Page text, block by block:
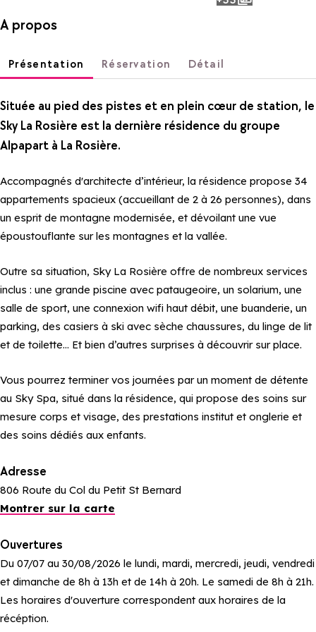
photos
A propos
Présentation Réservation Détail
Située au pied des pistes et en plein cœur de station, le
Sky La Rosière est la dernière résidence du groupe
Alpapart à La Rosière.
Accompagnés d'architecte d’intérieur, la résidence propose 34
appartements spacieux (accueillant de 2 à 26 personnes), dans
un esprit de montagne modernisée, et dévoilant une vue
époustouflante sur les montagnes et la vallée.
Outre sa situation, Sky La Rosière offre de nombreux services
inclus : une grande piscine avec pataugeoire, un solarium, une
salle de sport, une connexion wifi haut débit, une buanderie, un
parking, des casiers à ski avec sèche chaussures, du linge de lit
et de toilette… Et bien d’autres surprises à découvrir sur place.
Vous pourrez terminer vos journées par un moment de détente
au Sky Spa, situé dans la résidence, qui propose des soins sur
mesure corps et visage, des prestations institut et onglerie et
des soins dédiés aux enfants.
Adresse
806 Route du Col du Petit St Bernard
Montrer sur la carte
Ouvertures
Du 07/07 au 30/08/2026 le lundi, mardi, mercredi, jeudi, vendredi
et dimanche de 8h à 13h et de 14h à 20h. Le samedi de 8h à 21h.
Les horaires d'ouverture correspondent aux horaires de la
récéption.